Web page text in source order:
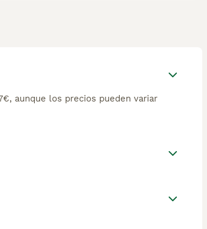
aunque los precios pueden variar